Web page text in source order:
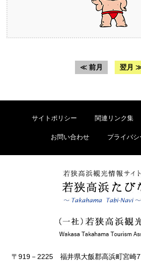
≪ 前月 翌月
サイトポリシー 関連リンク集
お問い合わせ プライバ
〒919－2225 福井県大飯郡高浜町宮崎